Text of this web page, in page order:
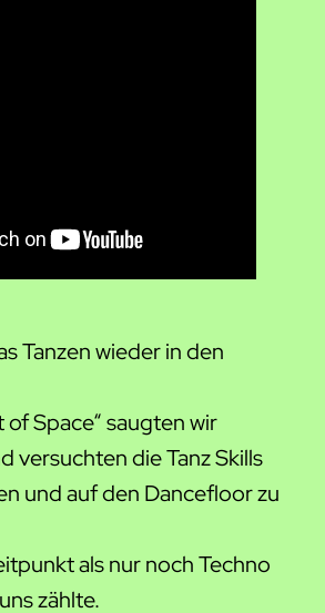
Tanzen wieder in den
of Space“ saugten wir
versuchten die Tanz Skills
und auf den Dancefloor zu
als nur noch Techno
zählte.